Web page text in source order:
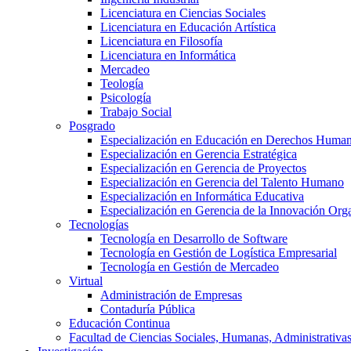
Licenciatura en Ciencias Sociales
Licenciatura en Educación Artística
Licenciatura en Filosofía
Licenciatura en Informática
Mercadeo
Teología
Psicología
Trabajo Social
Posgrado
Especialización en Educación en Derechos
Especialización en Gerencia Estratégica
Especialización en Gerencia de Proyectos
Especialización en Gerencia del Talento Humano
Especialización en Informática Educativa
Especialización en Gerencia de la Innovación
Tecnologías
Tecnología en Desarrollo de Software
Tecnología en Gestión de Logística Empresarial
Tecnología en Gestión de Mercadeo
Virtual
Administración de Empresas
Contaduría Pública
Educación Continua
Facultad de Ciencias Sociales, Humanas,